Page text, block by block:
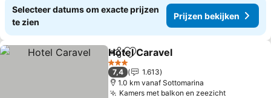
Selecteer datums om exacte prijzen
te zien
Prijzen bekijken
DelenToevoegen aan favorieten
Hotel Caravel
3 Sterren
7,4
1.613
1.0 km vanaf Sottomarina
Kamers met balkon en zeezicht